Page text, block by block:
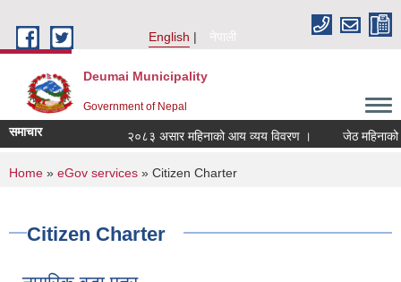
English
नेपाली
Deumai Municipality
Government of Nepal
समाचार २०८३ असार महिनाको आय व्यय विवरण । जेठ
You are here
Home » eGov services » Citizen Charter
Citizen Charter